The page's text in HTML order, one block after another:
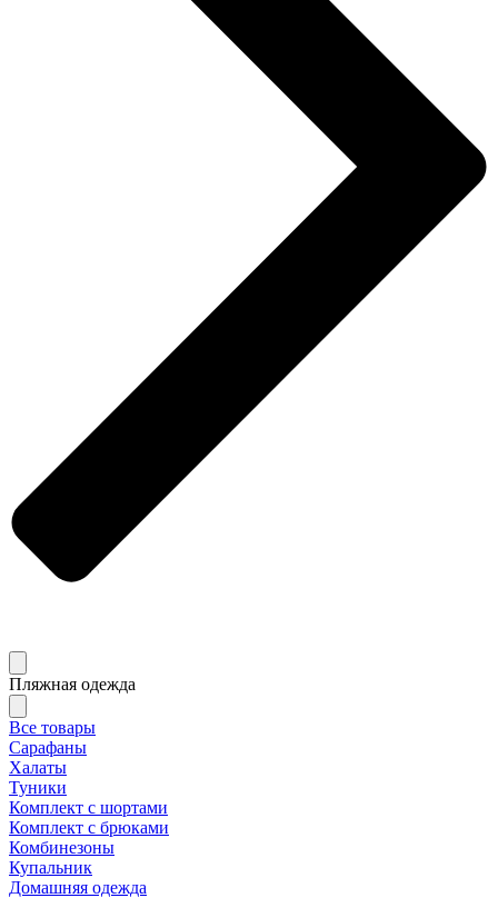
Пляжная одежда
Все товары
Сарафаны
Халаты
Туники
Комплект с шортами
Комплект с брюками
Комбинезоны
Купальник
Домашняя одежда